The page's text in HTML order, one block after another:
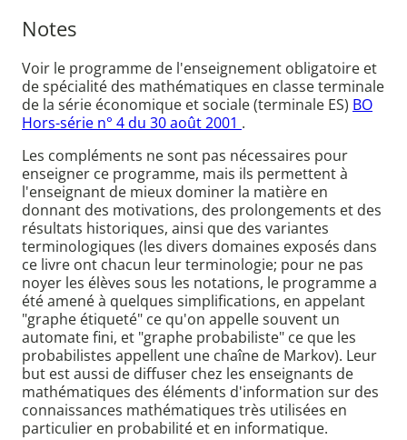
Notes
Voir le programme de l'enseignement obligatoire et
de spécialité des mathématiques en classe terminale
de la série économique et sociale (terminale ES) BO
Hors-série n° 4 du 30 août 2001 .
Les compléments ne sont pas nécessaires pour
enseigner ce programme, mais ils permettent à
l'enseignant de mieux dominer la matière en
donnant des motivations, des prolongements et des
résultats historiques, ainsi que des variantes
terminologiques (les divers domaines exposés dans
ce livre ont chacun leur terminologie; pour ne pas
noyer les élèves sous les notations, le programme a
été amené à quelques simplifications, en appelant
"graphe étiqueté" ce qu'on appelle souvent un
automate fini, et "graphe probabiliste" ce que les
probabilistes appellent une chaîne de Markov). Leur
but est aussi de diffuser chez les enseignants de
mathématiques des éléments d'information sur des
connaissances mathématiques très utilisées en
particulier en probabilité et en informatique.